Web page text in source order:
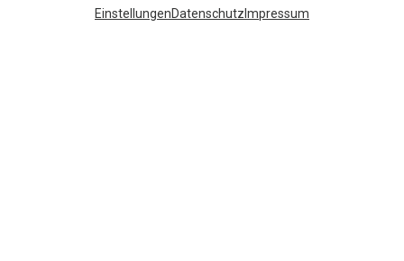
EinstellungenDatenschutz Impressum